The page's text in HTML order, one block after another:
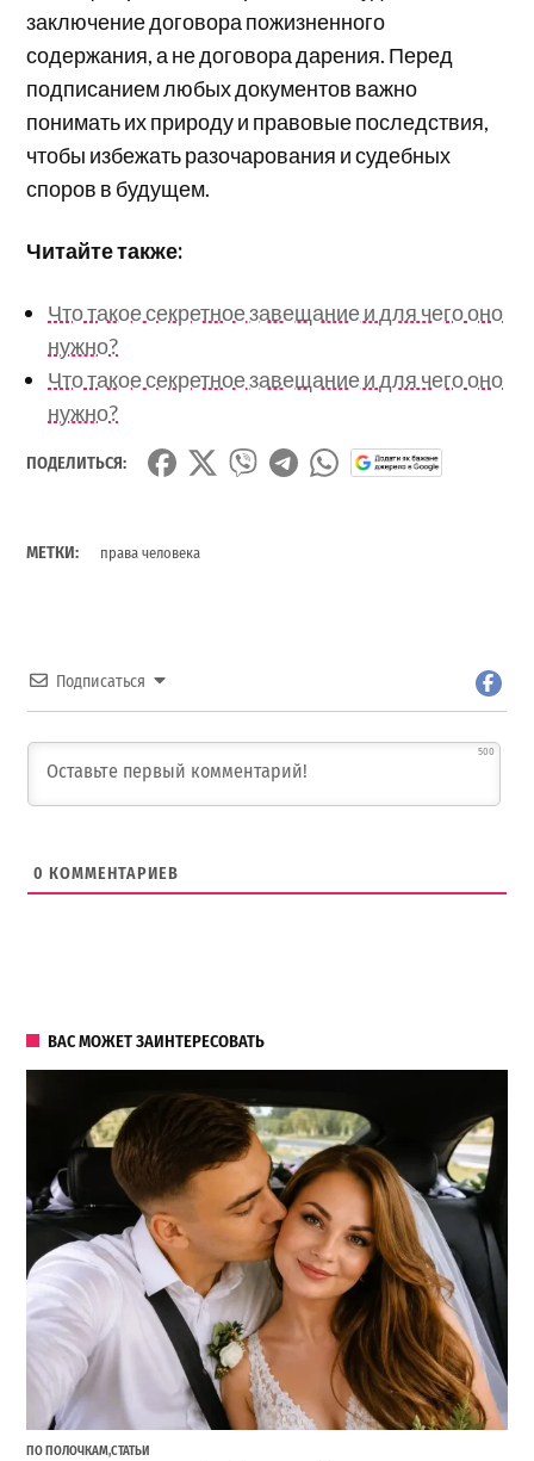
заключение договора пожизненного
содержания, а не договора дарения. Перед
подписанием любых документов важно
понимать их природу и правовые последствия,
чтобы избежать разочарования и судебных
споров в будущем.
Читайте также:
Что такое секретное завещание и для чего оно
нужно?
Что такое секретное завещание и для чего оно
нужно?
ПОДЕЛИТЬСЯ:
МЕТКИ: права человека
Подписаться
500
0 КОММЕНТАРИЕВ
ВАС МОЖЕТ ЗАИНТЕРЕСОВАТЬ
ПО ПОЛОЧКАМ,СТАТЬИ